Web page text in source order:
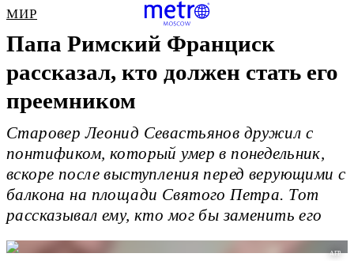
МИР
Папа Римский Франциск
рассказал, кто должен стать его
преемником
Старовер Леонид Севастьянов дружил с
понтификом, который умер в понедельник,
вскоре после выступления перед верующими с
балкона на площади Святого Петра. Тот
рассказывал ему, кто мог бы заменить его
AFP